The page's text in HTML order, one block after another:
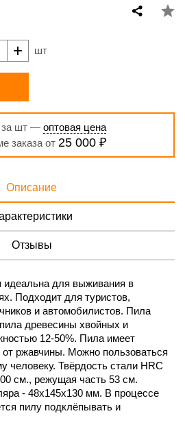
шт
шт — оптовая цена
заказа от 25 000 ₽
Описание
Отзывы
идеальна для выживания в
Подходит для туристов,
и автомобилистов. Пила
древесины хвойных и
12-50%. Пила имеет
ржавчины. Можно пользоваться
человеку. Твёрдость стали HRC
см., режущая часть 53 см.
- 48х145х130 мм. В процессе
пилу подклёпывать и